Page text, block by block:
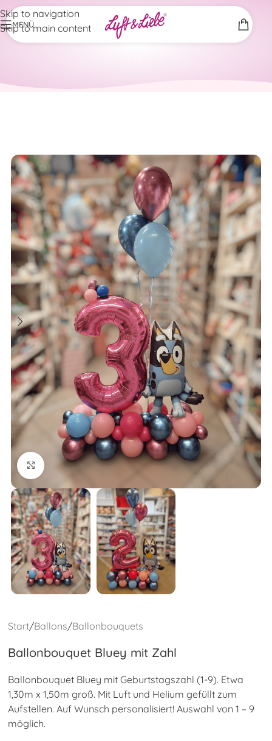
Skip to navigation
Skip to main content
MENÜ
Klick zum Vergrößern
Start/Ballons/Ballonbouquets
Ballonbouquet Bluey mit Zahl
Ballonbouquet Bluey mit Geburtstagszahl (1-9). Etwa
1,30m x 1,50m groß. Mit Luft und Helium gefüllt zum
Aufstellen. Auf Wunsch personalisiert! Auswahl von 1 – 9
möglich.